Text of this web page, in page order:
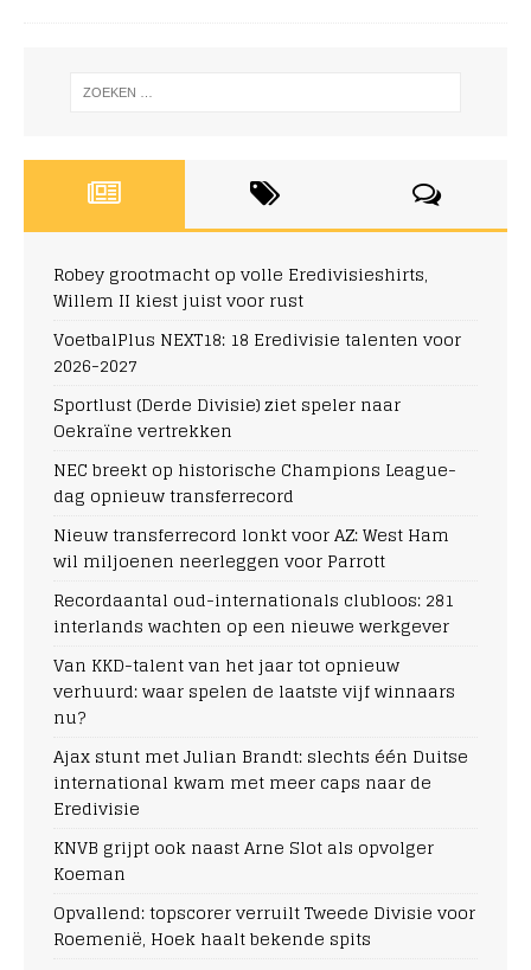
Robey grootmacht op volle Eredivisieshirts,
Willem II kiest juist voor rust
VoetbalPlus NEXT18: 18 Eredivisie talenten voor
2026-2027
Sportlust (Derde Divisie) ziet speler naar
Oekraïne vertrekken
NEC breekt op historische Champions League-
dag opnieuw transferrecord
Nieuw transferrecord lonkt voor AZ: West Ham
wil miljoenen neerleggen voor Parrott
Recordaantal oud-internationals clubloos: 281
interlands wachten op een nieuwe werkgever
Van KKD-talent van het jaar tot opnieuw
verhuurd: waar spelen de laatste vijf winnaars
nu?
Ajax stunt met Julian Brandt: slechts één Duitse
international kwam met meer caps naar de
Eredivisie
KNVB grijpt ook naast Arne Slot als opvolger
Koeman
Opvallend: topscorer verruilt Tweede Divisie voor
Roemenië, Hoek haalt bekende spits